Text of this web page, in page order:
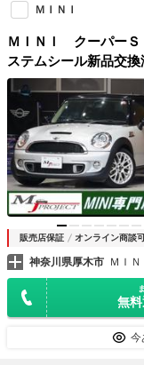
ＭＩＮＩ
ＭＩＮＩ クーパー
ステムシール新品交
４本新品 プラグ新品
型） ＥＴＣ ＪＣＷ
販売店保証 オンライン商談
神奈川県厚木市 ＭＩ
無
今